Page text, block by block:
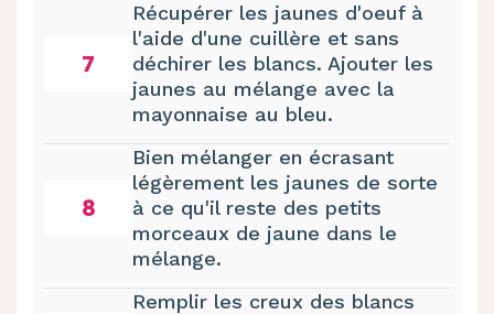
7
Récupérer les jaunes d'oeuf à
l'aide d'une cuillère et sans
déchirer les blancs. Ajouter les
jaunes au mélange avec la
mayonnaise au bleu.
8
Bien mélanger en écrasant
légèrement les jaunes de sorte
à ce qu'il reste des petits
morceaux de jaune dans le
mélange.
Remplir les creux des blancs